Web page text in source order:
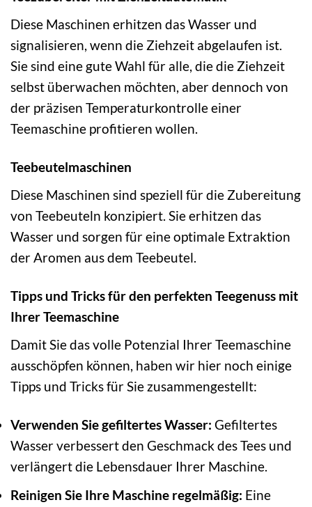
Diese Maschinen erhitzen das Wasser und
signalisieren, wenn die Ziehzeit abgelaufen ist.
Sie sind eine gute Wahl für alle, die die Ziehzeit
selbst überwachen möchten, aber dennoch von
der präzisen Temperaturkontrolle einer
Teemaschine profitieren wollen.
Teebeutelmaschinen
Diese Maschinen sind speziell für die Zubereitung
von Teebeuteln konzipiert. Sie erhitzen das
Wasser und sorgen für eine optimale Extraktion
der Aromen aus dem Teebeutel.
Tipps und Tricks für den perfekten Teegenuss mit
Ihrer Teemaschine
Damit Sie das volle Potenzial Ihrer Teemaschine
ausschöpfen können, haben wir hier noch einige
Tipps und Tricks für Sie zusammengestellt:
Verwenden Sie gefiltertes Wasser: Gefiltertes
Wasser verbessert den Geschmack des Tees und
verlängert die Lebensdauer Ihrer Maschine.
Reinigen Sie Ihre Maschine regelmäßig: Eine